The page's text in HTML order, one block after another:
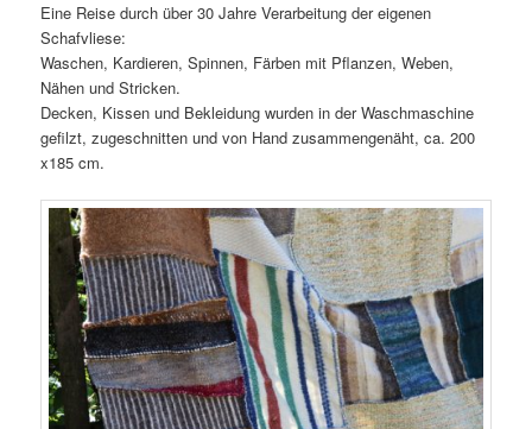
Eine Reise durch über 30 Jahre Verarbeitung der eigenen
Schafvliese:
Waschen, Kardieren, Spinnen, Färben mit Pflanzen, Weben,
Nähen und Stricken.
Decken, Kissen und Bekleidung wurden in der Waschmaschine
gefilzt, zugeschnitten und von Hand zusammengenäht, ca. 200
x185 cm.